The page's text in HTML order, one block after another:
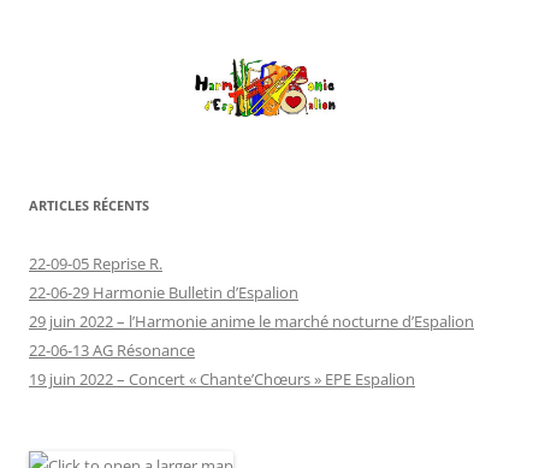
ARTICLES RÉCENTS
22-09-05 Reprise R.
22-06-29 Harmonie Bulletin d’Espalion
29 juin 2022 – l’Harmonie anime le marché nocturne d’Espalion
22-06-13 AG Résonance
19 juin 2022 – Concert « Chante’Chœurs » EPE Espalion